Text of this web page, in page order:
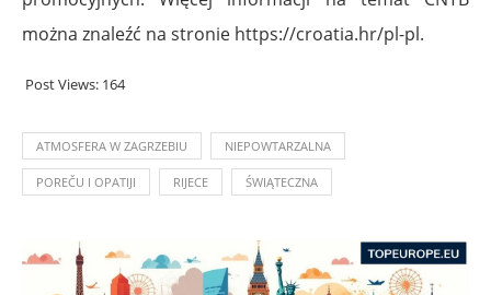
można znaleźć na stronie https://croatia.hr/pl-pl.
Post Views: 164
ATMOSFERA W ZAGRZEBIU NIEPOWTARZALNA
POREČU I OPATIJI RIJECE ŚWIĄTECZNA